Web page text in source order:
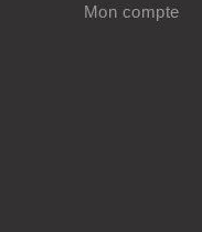
Mon compte